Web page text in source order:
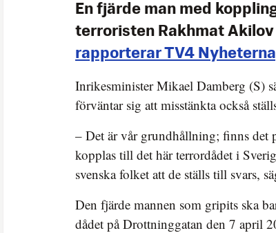
En fjärde man med
terroristen Rakhmat Akilov
rapporterar TV4 Nyheterna
Inrikesminister Mikael Damberg (S)
förväntar sig att misstänkta också
– Det är vår grundhållning; finns det
kopplas till det här terrordådet i
svenska folket att de ställs till svars,
Den fjärde mannen som gripits ska
dådet på Drottninggatan den 7 april